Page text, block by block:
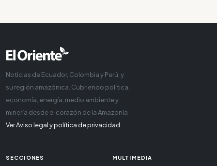
Noticias de Ecuador, Colombia y Perú, y
su región amazónica. Cubriendo política,
economía, energía, medio ambiente y
minería desde el corazón de la Amazonía
Ver Aviso legal y política de privacidad
SECCIONES MULTIMEDIA